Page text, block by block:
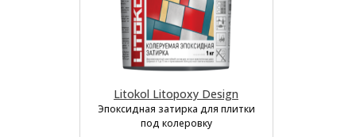
Litokol Litopoxy Design
Эпоксидная затирка для плитки
под колеровку